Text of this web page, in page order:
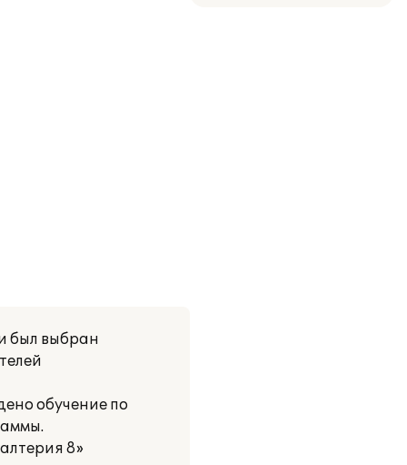
был выбран
обучение по
8»